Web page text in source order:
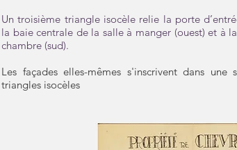
​Un troisième triangle isocèle relie la porte
la baie centrale de la salle à manger (ouest) et à
chambre (sud).
Les façades elles-mêmes s'inscrivent dans une
triangles isocèles